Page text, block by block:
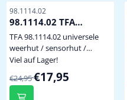
batterijen in buitensensoren
is hiermee tot min -40
graden uitgesloten ! Tevens
wordt het zendsignaal van
de sensor sterke...
Artikelnummer
98.1114.02
98.1114.02 TFA
Sensorhut
TFA 98.1114.02 universele
weerhut / sensorhut /
beschermkap Deze
natuurlijk geventileerde TFA
sensorhut kan gebruikt
worden voor héél veel
Viel auf Lager!
Von 24,95 für 17,95
€24,95€17,95